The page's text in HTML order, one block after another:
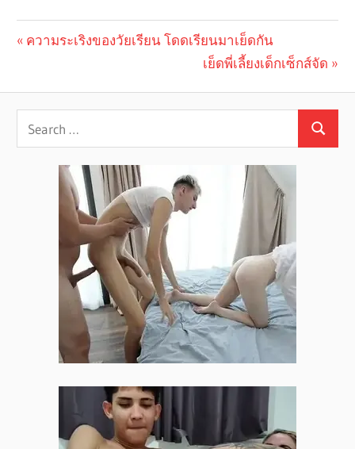
navigation
Previous
ความระเริงของวัยเรียน โดดเรียนมาเย็ดกัน
Next
เย็ดพี่เลี้ยงเด็กเซ็กส์จัด